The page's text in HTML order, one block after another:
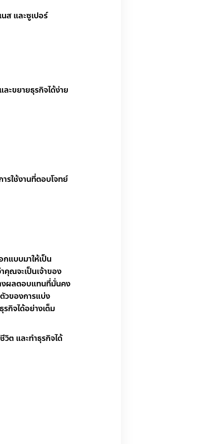
ส และซูเปอร์
ะขยายธุรกิจได้ง่าย
รใช้งานที่ตอบโจทย์
แบบมาให้เป็น
คุณจะเป็นเจ้าของ
งผลตอบแทนที่มั่นคง
วของการแบ่ง
กิจได้อย่างเต็ม
ต และทำธุรกิจได้